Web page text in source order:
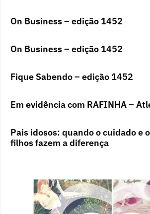
On Business – edição 1452
On Business – edição 1452
Fique Sabendo – edição 1452
Em evidência com RAFINHA –
Pais idosos: quando o cuidado e
filhos fazem a diferença